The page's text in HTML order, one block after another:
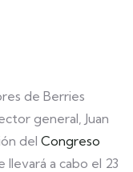
de Berries
general, Juan
del Congreso
llevará a cabo el 23